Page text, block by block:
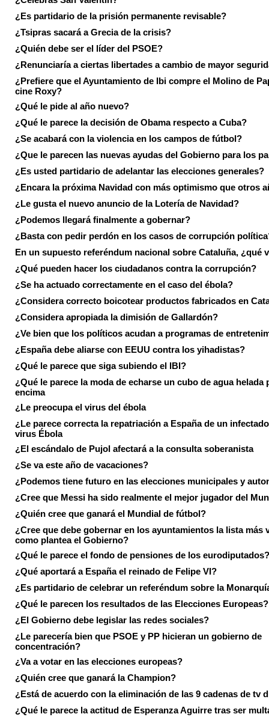
¿Es partidario de la prisión permanente revisable?
¿Tsipras sacará a Grecia de la crisis?
¿Quién debe ser el líder del PSOE?
¿Renunciaría a ciertas libertades a cambio de mayor
¿Prefiere que el Ayuntamiento de Ibi compre el Molino de
cine Roxy?
¿Qué le pide al año nuevo?
¿Qué le parece la decisión de Obama respecto a Cuba?
¿Se acabará con la violencia en los campos de fútbol?
¿Que le parecen las nuevas ayudas del Gobierno para los
¿Es usted partidario de adelantar las elecciones generales?
¿Encara la próxima Navidad con más optimismo que otros
¿Le gusta el nuevo anuncio de la Lotería de Navidad?
¿Podemos llegará finalmente a gobernar?
¿Basta con pedir perdón en los casos de corrupción
En un supuesto referéndum nacional sobre Cataluña, ¿qué
¿Qué pueden hacer los ciudadanos contra la corrupción?
¿Se ha actuado correctamente en el caso del ébola?
¿Considera correcto boicotear productos fabricados en
¿Considera apropiada la dimisión de Gallardón?
¿Ve bien que los políticos acudan a programas de
¿España debe aliarse con EEUU contra los yihadistas?
¿Qué le parece que siga subiendo el IBI?
¿Qué le parece la moda de echarse un cubo de agua helada
encima
¿Le preocupa el virus del ébola
¿Le parece correcta la repatriación a España de un
virus Ébola
¿El escándalo de Pujol afectará a la consulta soberanista
¿Se va este año de vacaciones?
¿Podemos tiene futuro en las elecciones municipales y
¿Cree que Messi ha sido realmente el mejor jugador del
¿Quién cree que ganará el Mundial de fútbol?
¿Cree que debe gobernar en los ayuntamientos la lista más
como plantea el Gobierno?
¿Qué le parece el fondo de pensiones de los eurodiputados?
¿Qué aportará a España el reinado de Felipe VI?
¿Es partidario de celebrar un referéndum sobre la
¿Qué le parecen los resultados de las Elecciones Europeas?
¿El Gobierno debe legislar las redes sociales?
¿Le parecería bien que PSOE y PP hicieran un gobierno de
concentración?
¿Va a votar en las elecciones europeas?
¿Quién cree que ganará la Champion?
¿Está de acuerdo con la eliminación de las 9 cadenas de tv
¿Qué le parece la actitud de Esperanza Aguirre tras ser